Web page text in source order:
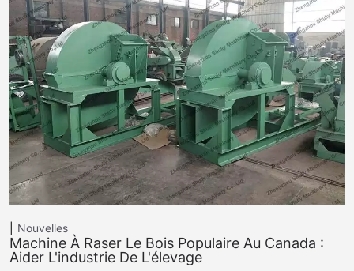
Nouvelles
Machine À Raser Le Bois Populaire Au Canada :
Aider L'industrie De L'élevage